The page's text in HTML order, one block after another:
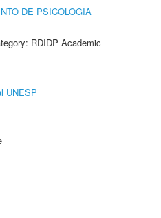
DE PSICOLOGIA
RDIDP Academic
UNESP